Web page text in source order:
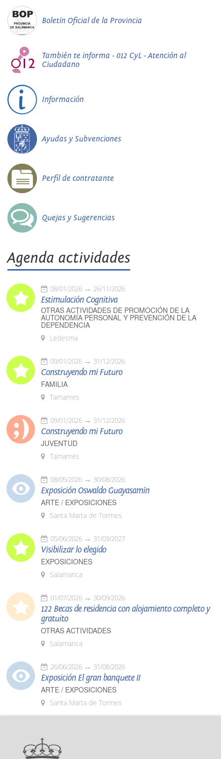
Boletín Oficial de la Provincia
También te informa - 012 CyL - Atención al
Ciudadano
Información
Ayudas y Subvenciones
Perfil de contratante
Quejas y Sugerencias
Agenda actividades
08/01/2026 26/11/2026
Estimulación Cognitiva
OTRAS ACTIVIDADES DE PROMOCIÓN DE LA
AUTONOMÍA PERSONAL Y PREVENCIÓN DE LA
DEPENDENCIA
Ledesma
09/01/2026 31/12/2026
Construyendo mi Futuro
FAMILIA
Tamames
09/01/2026 31/12/2026
Construyendo mi Futuro
JUVENTUD
Tamames
08/05/2026 30/08/2026
Exposición Oswaldo Guayasamín
ARTE / EXPOSICIONES
Santa Marta de Tormes
05/06/2026 31/03/2027
Visibilizar lo elegido
EXPOSICIONES
Salamanca
01/07/2026 30/09/2026
122 Becas de residencia con alojamiento completo y
gratuito
OTRAS ACTIVIDADES
Salamanca
26/06/2026 31/08/2026
Exposición El gran banquete II
ARTE / EXPOSICIONES
Santa Marta de Tormes